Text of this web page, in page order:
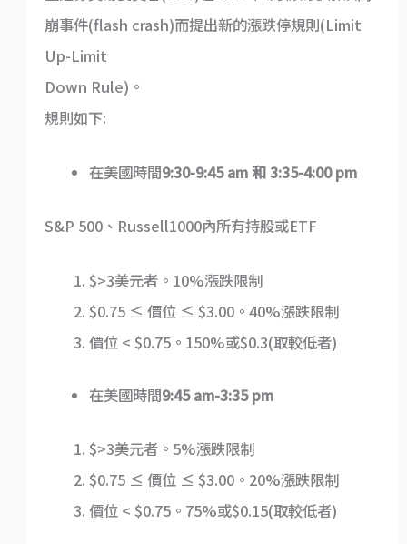
崩事件(flash crash)而提出新的漲跌停規則(Limit
Up-Limit
Down Rule)。
規則如下:
在美國時間9:30-9:45 am 和3:35-4:00 pm
S&P 500、Russell1000內所有持股或ETF
$>3美元者。10%漲跌限制
$0.75 ≤ 價位 ≤ $3.00。40%漲跌限制
價位 < $0.75。150%或$0.3(取較低者)
在美國時間9:45 am-3:35 pm
$>3美元者。5%漲跌限制
$0.75 ≤ 價位 ≤ $3.00。20%漲跌限制
價位 < $0.75。75%或$0.15(取較低者)